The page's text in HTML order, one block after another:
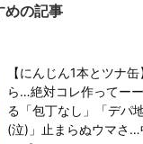
魚のプロ"直伝
て♪
めの記事
【にんじん1本とツナ
ら…絶対コレ作ってー
る「包丁なし」「デパ
(泣)」止まらぬウマさ…